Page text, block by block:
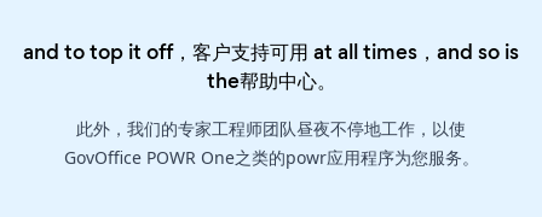
and to top it off，客户支持可用 at all times，and so is
the帮助中心。
此外，我们的专家工程师团队昼夜不停地工作，以使
GovOffice POWR One之类的powr应用程序为您服务。